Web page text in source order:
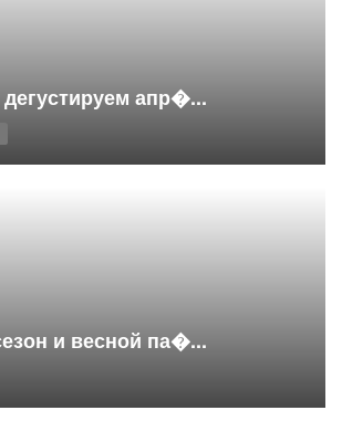
апр�...
и весной па�...